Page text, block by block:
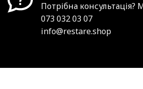
Потрібна
073 032 03 07
info@restare.shop